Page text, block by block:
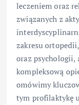
leczeniem oraz
związanych z
zakresu
oraz psychologii,
kompleksową
omówimy
tym profilaktykę